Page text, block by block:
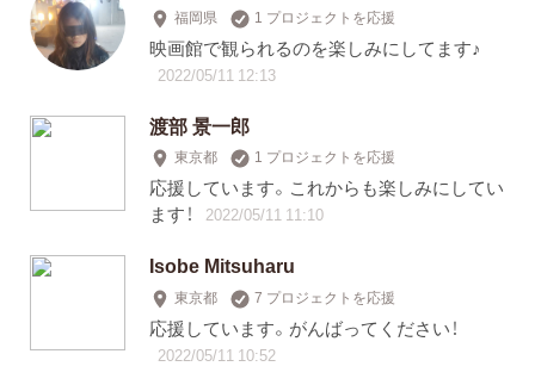
福岡県 1 プロジェクトを応援
映画館で観られるのを楽しみにしてます♪
2022/05/11 12:13
渡部 景一郎
東京都 1 プロジェクトを応援
応援しています。これからも楽しみにしてい
ます！
2022/05/11 11:10
Isobe Mitsuharu
東京都 7 プロジェクトを応援
応援しています。がんばってください！
2022/05/11 10:52